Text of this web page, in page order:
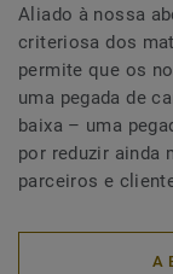
Aliado à nossa
criteriosa dos
permite que os
uma pegada de
baixa – uma
por reduzir ainda
parceiros e
A